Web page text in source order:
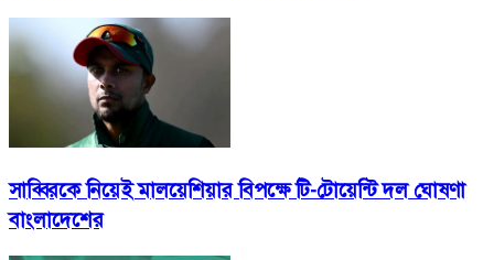
সাব্বিরকে নিয়েই মালয়েশিয়ার বিপক্ষে টি-টোয়েন্টি দল ঘোষণা
বাংলাদেশের